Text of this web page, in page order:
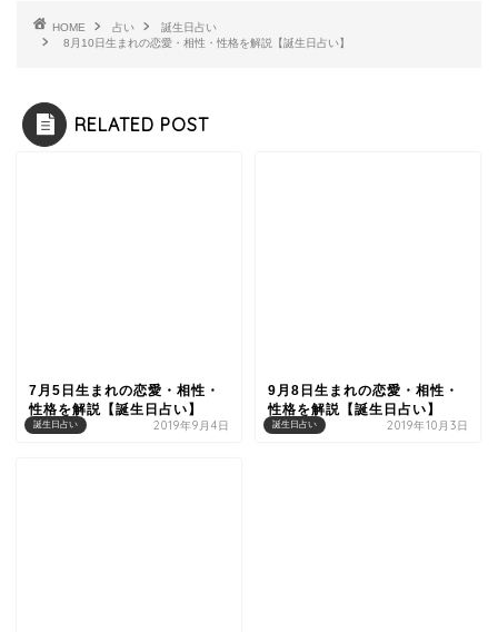
HOME 占い
誕生日占い
8月10日生まれの恋愛・相性・性格を解説【誕生日占い】
RELATED POST
誕生日占い
7月5日生まれの恋愛・相性・
性格を解説【誕生日占い】
2019年9月4日 誕生日占い
9月8日生まれの恋愛・相性・
性格を解説【誕生日占い】
2019年10月3日